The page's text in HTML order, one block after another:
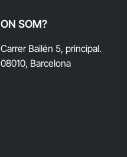
ON SOM?
Carrer Bailén 5, principal.
08010, Barcelona